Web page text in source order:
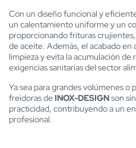
Con un diseño funcional y
un calentamiento uniforme y un
proporcionando frituras
de aceite. Además, el acabado en
limpieza y evita la acumulación
exigencias sanitarias del sector
Ya sea para grandes volúmenes o
freidoras de INOX-DESIGNson
practicidad, contribuyendo a un
profesional.